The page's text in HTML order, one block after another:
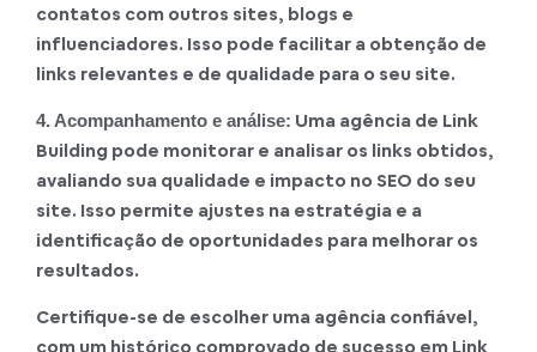
contatos com outros sites, blogs e
influenciadores. Isso pode facilitar a obtenção de
links relevantes e de qualidade para o seu site.
4. Acompanhamento e análise: Uma agência de Link
Building pode monitorar e analisar os links obtidos,
avaliando sua qualidade e impacto no SEO do seu
site. Isso permite ajustes na estratégia e a
identificação de oportunidades para melhorar os
resultados.
Certifique-se de escolher uma agência confiável,
com um histórico comprovado de sucesso em Link